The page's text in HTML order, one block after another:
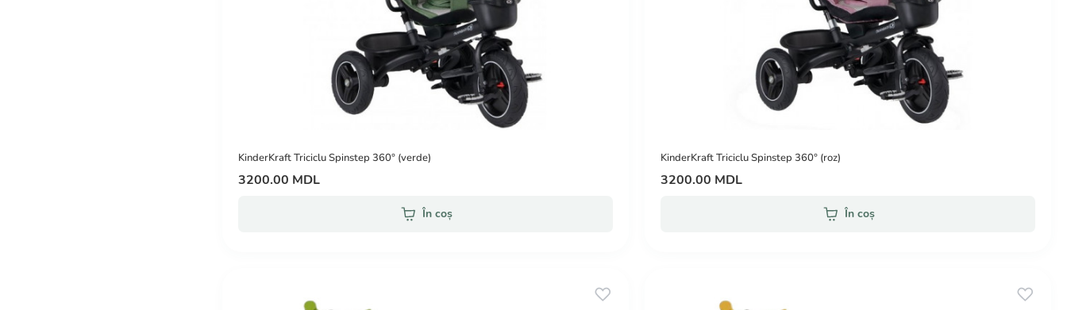
KinderKraft Triciclu Spinstep 360° (verde)
3200.00 MDL
În coș
KinderKraft Triciclu Spinstep 360° (roz)
3200.00 MDL
În coș